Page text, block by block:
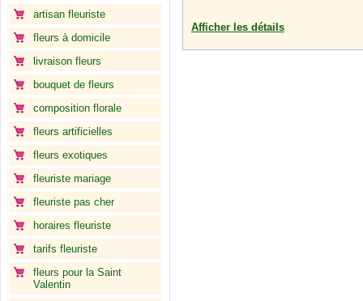
artisan fleuriste
fleurs à domicile
livraison fleurs
bouquet de fleurs
composition florale
fleurs artificielles
fleurs exotiques
fleuriste mariage
fleuriste pas cher
horaires fleuriste
tarifs fleuriste
fleurs pour la Saint
Valentin
Afficher les détails